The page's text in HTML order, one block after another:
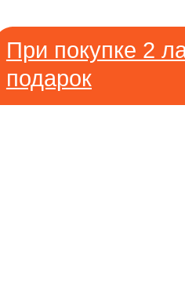
При покупке 2
подарок